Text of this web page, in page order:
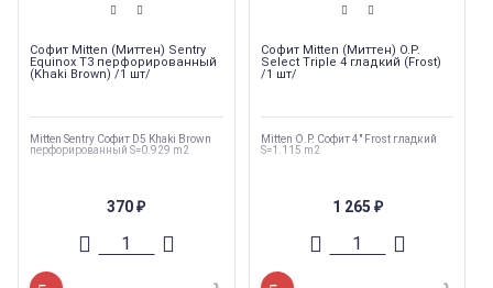
Софит Mitten (Миттен) Sentry
Equinox T3 перфорированный
(Khaki Brown) /1 шт/
Mitten Sentry Софит D5 Khaki Brown
перфорированный S=0.929 m2
370₽
Софит Mitten (Миттен) O.P.
Select Triple 4 гладкий (Frost)
/1 шт/
Mitten O.P. Софит 4" Frost гладкий
S=1.115 m2
1 265 ₽